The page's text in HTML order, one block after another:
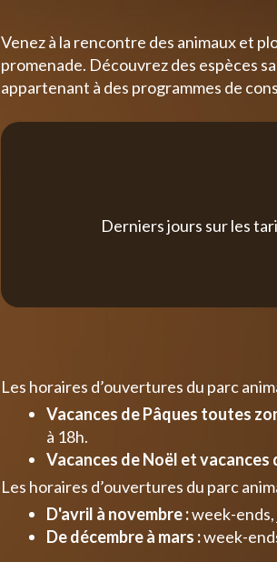
Venez à la rencontre des animaux et
promenade. Découvrez des espèces
appartenant à des programmes de
Derniers jours sur les
Les horaires d’ouvertures du parc
Vacances de Pâques toutes
à 18h.
Vacances de Noël et
Les horaires d’ouvertures du parc
D'avril à novembre :week-
De décembre à mars :week-